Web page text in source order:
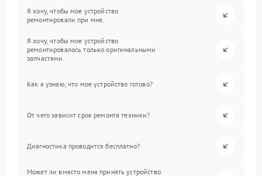
Я хочу, чтобы мое устройство
ремонтировали при мне.
Я хочу, чтобы мое устройство
ремонтировалось только оригинальными
запчастями.
Как я узнаю, что мое устройство готово?
От чего зависит срок ремонта техники?
Диагностика проводится бесплатно?
Может ли вместо меня принять устройство